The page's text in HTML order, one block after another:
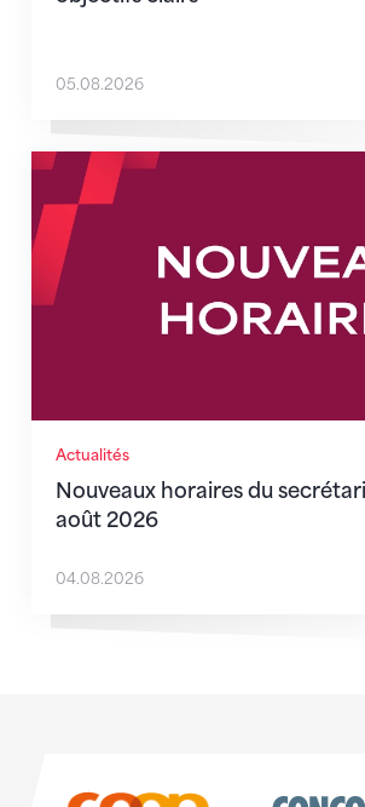
05.08.2026
Actualités
Nouveaux horaires du
août 2026
Nouveaux horaires du secrétariat
04.08.2026